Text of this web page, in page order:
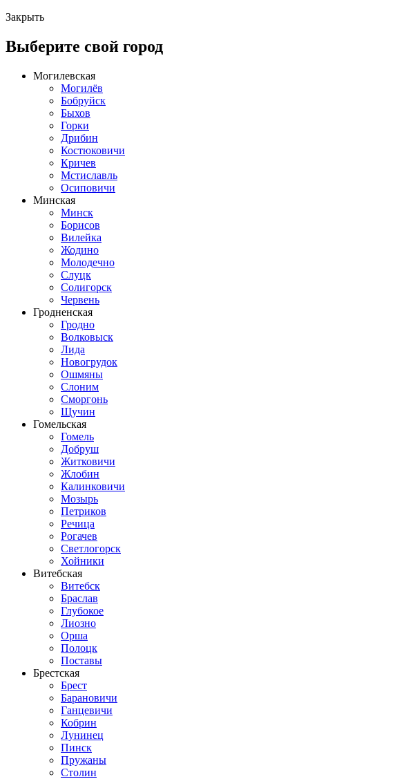
Закрыть
Выберите свой город
Могилевская
Могилёв
Бобруйск
Быхов
Горки
Дрибин
Костюковичи
Кричев
Мстиславль
Осиповичи
Минская
Минск
Борисов
Вилейка
Жодино
Молодечно
Слуцк
Солигорск
Червень
Гродненская
Гродно
Волковыск
Лида
Новогрудок
Ошмяны
Слоним
Сморгонь
Щучин
Гомельская
Гомель
Добруш
Житковичи
Жлобин
Калинковичи
Мозырь
Петриков
Речица
Рогачев
Светлогорск
Хойники
Витебская
Витебск
Браслав
Глубокое
Лиозно
Орша
Полоцк
Поставы
Брестская
Брест
Барановичи
Ганцевичи
Кобрин
Лунинец
Пинск
Пружаны
Столин